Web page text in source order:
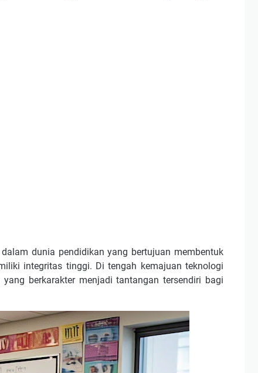
dunia pendidikan yang bertujuan membentuk
integritas tinggi. Di tengah kemajuan teknologi
berkarakter menjadi tantangan tersendiri bagi